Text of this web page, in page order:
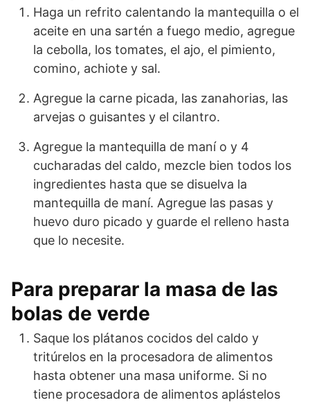
Haga un refrito calentando la mantequilla o el
aceite en una sartén a fuego medio, agregue
la cebolla, los tomates, el ajo, el pimiento,
comino, achiote y sal.
Agregue la carne picada, las zanahorias, las
arvejas o guisantes y el cilantro.
Agregue la mantequilla de maní o y 4
cucharadas del caldo, mezcle bien todos los
ingredientes hasta que se disuelva la
mantequilla de maní. Agregue las pasas y
huevo duro picado y guarde el relleno hasta
que lo necesite.
Para preparar la masa de las
bolas de verde
Saque los plátanos cocidos del caldo y
tritúrelos en la procesadora de alimentos
hasta obtener una masa uniforme. Si no
tiene procesadora de alimentos aplástelos